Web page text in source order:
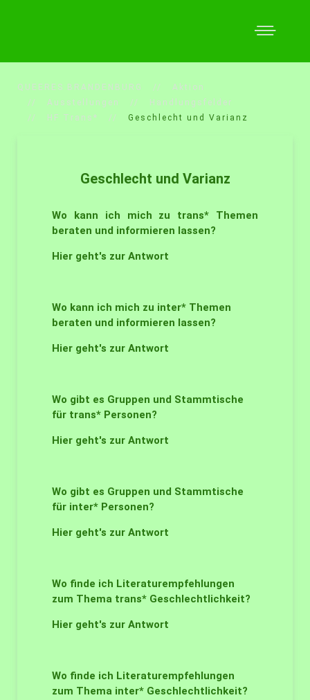
QUEERES BRANDENBURG
Aktion
Ausstellungen
Handlungsfelder
HF Trans*
Geschlecht und Varianz
Geschlecht und Varianz
Wo kann ich mich zu trans* Themen
beraten und informieren lassen?
Hier geht's zur Antwort
Wo kann ich mich zu inter* Themen
beraten und informieren lassen?
Hier geht's zur Antwort
Wo gibt es Gruppen und Stammtische
für trans* Personen?
Hier geht's zur Antwort
Wo gibt es Gruppen und Stammtische
für inter* Personen?
Hier geht's zur Antwort
Wo finde ich Literaturempfehlungen
zum Thema trans* Geschlechtlichkeit?
Hier geht's zur Antwort
Wo finde ich Literaturempfehlungen
zum Thema inter* Geschlechtlichkeit?